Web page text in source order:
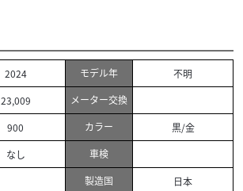
2024 モデル年
不明
23,009
メーター交換
900 カラー
黒/金
なし
車検
製造国
日本